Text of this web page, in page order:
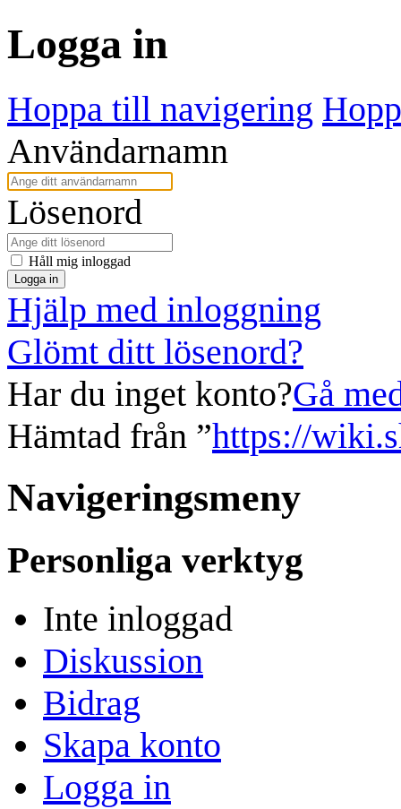
Logga in
Hoppa till navigering
Användarnamn
Lösenord
Håll mig inloggad
Logga in
Hjälp med inloggning
Glömt ditt lösenord?
Har du inget konto?Gå
Hämtad från ”https://
Navigeringsmeny
Personliga verktyg
Inte inloggad
Diskussion
Bidrag
Skapa konto
Logga in